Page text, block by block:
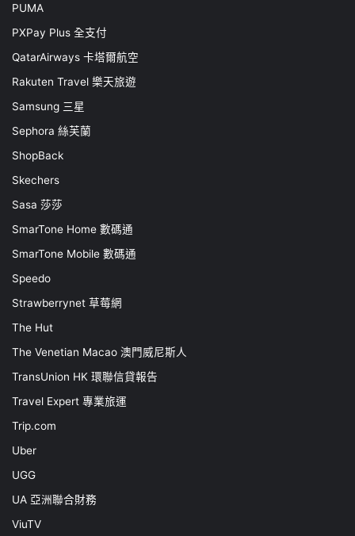
PUMA
PXPay Plus 全支付
QatarAirways 卡塔爾航空
Rakuten Travel 樂天旅遊
Samsung 三星
Sephora 絲芙蘭
ShopBack
Skechers
Sasa 莎莎
SmarTone Home 數碼通
SmarTone Mobile 數碼通
Speedo
Strawberrynet 草莓網
The Hut
The Venetian Macao 澳門威尼斯人
TransUnion HK 環聯信貸報告
Travel Expert 專業旅運
Trip.com
Uber
UGG
UA 亞洲聯合財務
ViuTV